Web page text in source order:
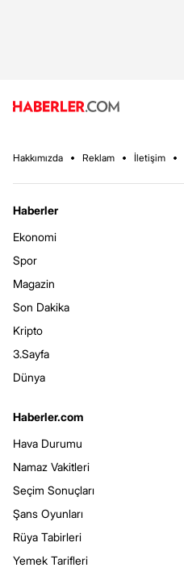
Hakkımızda Reklam İletişim
Haberler
Ekonomi
Spor
Magazin
Son Dakika
Kripto
3.Sayfa
Dünya
Haberler.com
Hava Durumu
Namaz Vakitleri
Seçim Sonuçları
Şans Oyunları
Rüya Tabirleri
Yemek Tarifleri